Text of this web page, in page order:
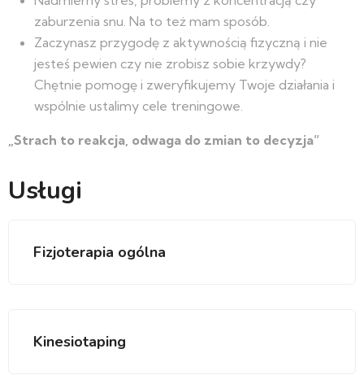
zaburzenia snu. Na to też mam sposób.
Zaczynasz przygodę z aktywnością fizyczną i nie
jesteś pewien czy nie zrobisz sobie krzywdy?
Chętnie pomogę i zweryfikujemy Twoje działania i
wspólnie ustalimy cele treningowe.
„Strach to reakcja, odwaga do zmian to decyzja”
Usługi
Fizjoterapia ogólna
Kinesiotaping